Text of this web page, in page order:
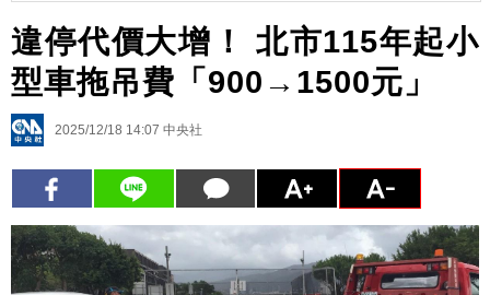
違停代價大增！ 北市115年起小
型車拖吊費「900→1500元」
2025/12/18 14:07 中央社